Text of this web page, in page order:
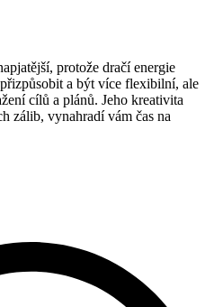
protože dračí energie
a být více flexibilní, ale
cílů a plánů. Jeho kreativita
zálib, vynahradí vám čas na